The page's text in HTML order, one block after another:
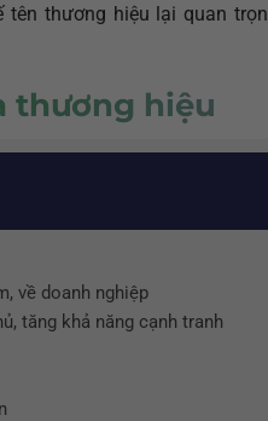
thương hiệu lại quan
thương hiệu
về doanh nghiệp
tăng khả năng cạnh tranh